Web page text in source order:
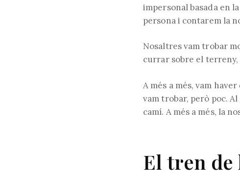
impersonal basada en
persona i contarem la
Nosaltres vam trobar
currar sobre el terreny,
A més a més, vam
vam trobar, però poc.
camí. A més a més, la
El tren de